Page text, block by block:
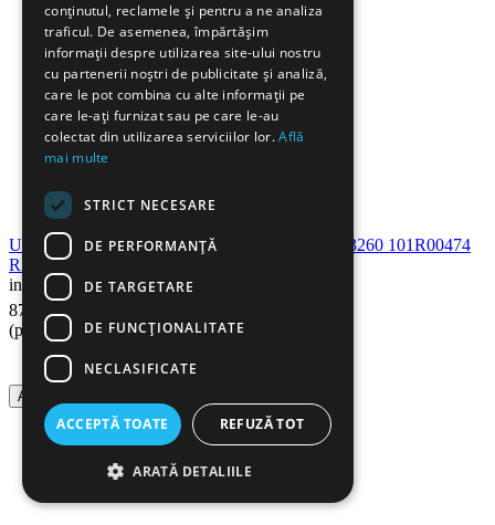
Unitate cilindru compatibila XEROX PHASER 3260 101R00474
RETECH
in stoc
87
Lei
(pret cu TVA inclus)
Adauga in cos
conținutul, reclamele și pentru a ne analiza
traficul. De asemenea, împărtășim
informații despre utilizarea site-ului nostru
cu partenerii noștri de publicitate și analiză,
care le pot combina cu alte informații pe
care le-ați furnizat sau pe care le-au
colectat din utilizarea serviciilor lor.Află
mai multe
STRICT NECESARE
DE PERFORMANȚĂ
DE TARGETARE
DE FUNCŢIONALITATE
NECLASIFICATE
ACCEPTĂ TOATE REFUZĂ TOT
ARATĂ DETALIILE